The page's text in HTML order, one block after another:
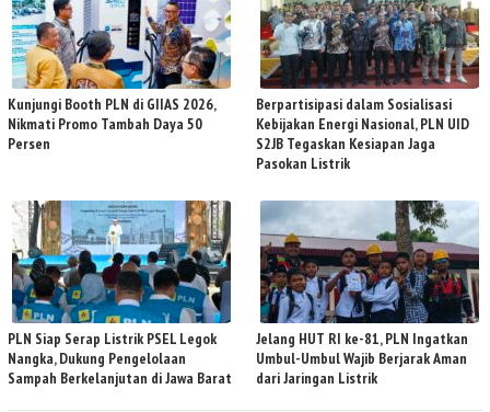
Kunjungi Booth PLN di GIIAS 2026,
Nikmati Promo Tambah Daya 50
Persen
Berpartisipasi dalam Sosialisasi
Kebijakan Energi Nasional, PLN UID
S2JB Tegaskan Kesiapan Jaga
Pasokan Listrik
PLN Siap Serap Listrik PSEL Legok
Nangka, Dukung Pengelolaan
Sampah Berkelanjutan di Jawa Barat
Jelang HUT RI ke-81, PLN Ingatkan
Umbul-Umbul Wajib Berjarak Aman
dari Jaringan Listrik